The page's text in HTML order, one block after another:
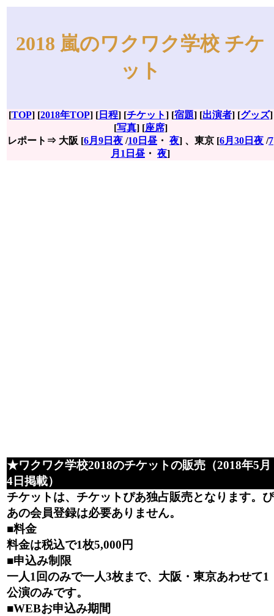
2018 嵐のワクワク学校 チケ
ット
[TOP] [2018年TOP] [日程] [チケット] [宿題] [出演者] [グッズ]
[写真] [座席]
レポート⇒ 大阪 [6月9日夜 /10日昼 ・ 夜] 、東京 [6月30日夜 /7
月1日昼 ・ 夜]
★ワクワク学校2018のチケットの販売（2018年5月
4日掲載）
チケットは、チケットぴあ独占販売となります。ぴ
あの会員登録は必要ありません。
■料金
料金は税込で1枚5,000円
■申込み制限
一人1回のみで一人3枚まで、大阪・東京あわせて1
公演のみです。
■WEBお申込み期間